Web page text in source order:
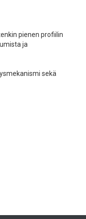
pienen profiilin
ja
sekä